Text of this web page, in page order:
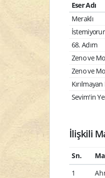
Eser Adı
Meraklı
68. Adım
Zeno ve
Zeno ve
Sevim'in
İlişkili
Sn.
1